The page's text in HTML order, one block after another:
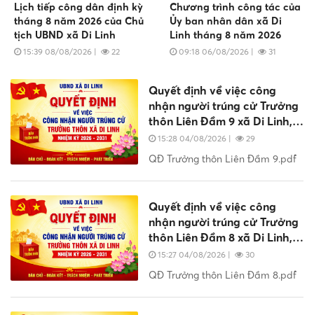
Lịch tiếp công dân định kỳ
tháng 8 năm 2026 của Chủ
tịch UBND xã Di Linh
15:39 08/08/2026 | 22
Chương trình công tác của
Ủy ban nhân dân xã Di
Linh tháng 8 năm 2026
09:18 06/08/2026| 31
Quyết định về việc công
nhận người trúng cử Trưởng
thôn Liên Đầm 9 xã Di Linh,
nhiệm kỳ 2026 - 2031
15:28 04/08/2026 | 29
QĐ Trưởng thôn Liên Đầm 9.pdf
Quyết định về việc công
nhận người trúng cử Trưởng
thôn Liên Đầm 8 xã Di Linh,
nhiệm kỳ 2026 - 2031
15:27 04/08/2026 | 30
QĐ Trưởng thôn Liên Đầm 8.pdf